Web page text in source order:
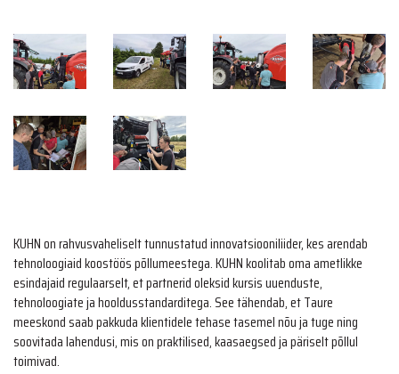
KUHN on rahvusvaheliselt tunnustatud innovatsiooniliider, kes arendab
tehnoloogiaid koostöös põllumeestega. KUHN koolitab oma ametlikke
esindajaid regulaarselt, et partnerid oleksid kursis uuenduste,
tehnoloogiate ja hooldusstandarditega. See tähendab, et Taure
meeskond saab pakkuda klientidele tehase tasemel nõu ja tuge ning
soovitada lahendusi, mis on praktilised, kaasaegsed ja päriselt põllul
toimivad.